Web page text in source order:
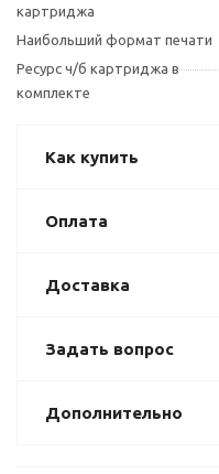
картриджа
Наибольший формат печати
Ресурс ч/б картриджа в
комплекте
Как купить
Оплата
Доставка
Задать вопрос
Дополнительно